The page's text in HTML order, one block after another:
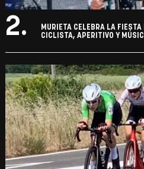
2.
MURIETA CELEBRA LA FIESTA
CICLISTA, APERITIVO Y